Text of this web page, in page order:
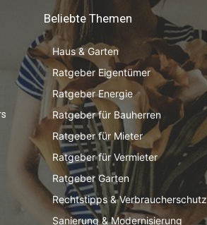
Beliebte Themen
Haus & Garten
Ratgeber Eigentümer
Ratgeber Energie
Ratgeber für Bauherren
Ratgeber für Mieter
Ratgeber für Vermieter
Ratgeber Garten
Rechtstipps & Verbraucherschutz
Sanierung & Modernisierung